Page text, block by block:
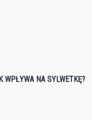
NA SYLWETKĘ?